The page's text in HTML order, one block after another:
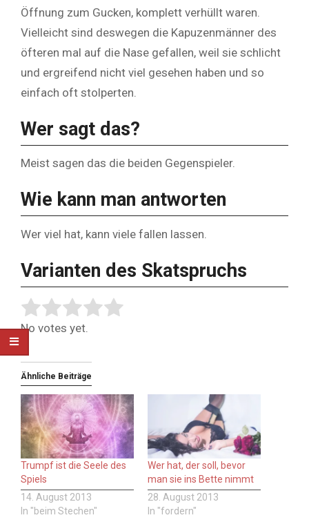
Öffnung zum Gucken, komplett verhüllt waren.
Vielleicht sind deswegen die Kapuzenmänner des
öfteren mal auf die Nase gefallen, weil sie schlicht
und ergreifend nicht viel gesehen haben und so
einfach oft stolperten.
Wer sagt das?
Meist sagen das die beiden Gegenspieler.
Wie kann man antworten
Wer viel hat, kann viele fallen lassen.
Varianten des Skatspruchs
Rate this item:
Submit Rating
No votes yet.
Ähnliche Beiträge
Trumpf ist die Seele des
Spiels
14. August 2013
In "beim Stechen"
Wer hat, der soll, bevor
man sie ins Bette nimmt
28. August 2013
In "fordern"